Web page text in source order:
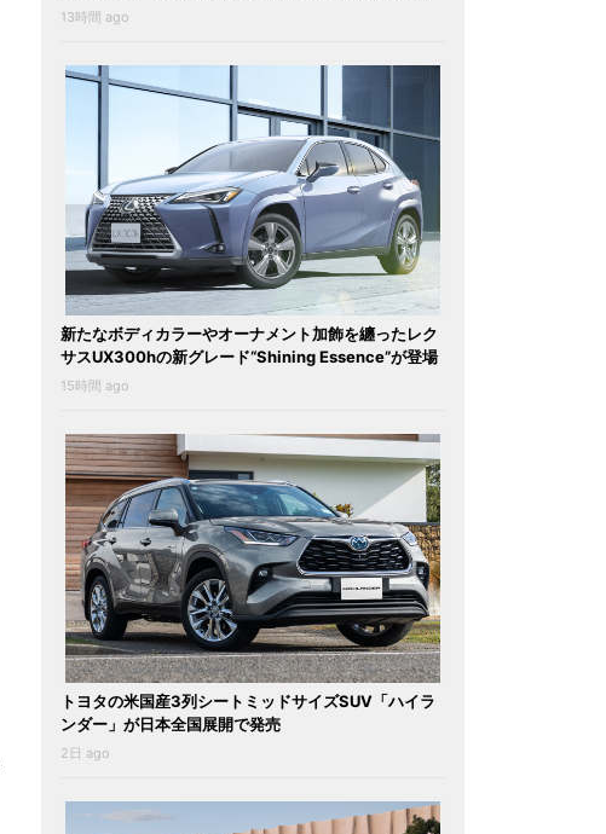
13時間 ago
新たなボディカラーやオーナメント加飾を纏ったレク
サスUX300hの新グレード“Shining Essence”が登場
15時間 ago
トヨタの米国産3列シートミッドサイズSUV「ハイラ
ンダー」が日本全国展開で発売
2日 ago